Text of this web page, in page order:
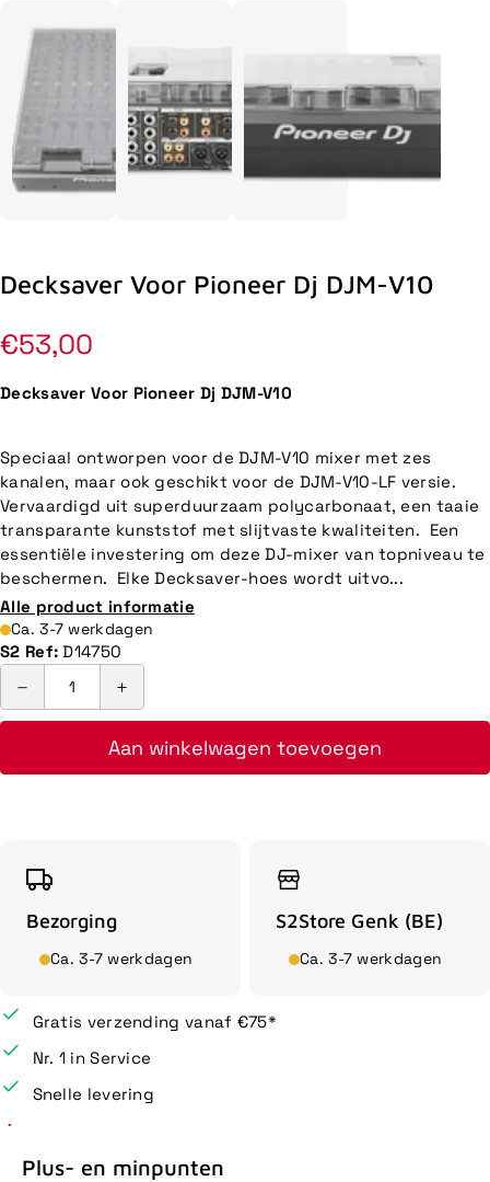
Decksaver Voor Pioneer Dj DJM-V10
Normale
prijs
€53,00
Decksaver Voor Pioneer Dj DJM-V10
Speciaal ontworpen voor de DJM-V10 mixer met zes
kanalen, maar ook geschikt voor de DJM-V10-LF versie.
Vervaardigd uit superduurzaam polycarbonaat, een taaie
transparante kunststof met slijtvaste kwaliteiten. Een
essentiële investering om deze DJ-mixer van topniveau te
beschermen. Elke Decksaver-hoes wordt uitvo...
Alle product informatie
Ca. 3-7 werkdagen
S2 Ref: D14750
Aan winkelwagen toevoegen
Bezorging
Ca. 3-7 werkdagen
S2Store Genk (BE)
Ca. 3-7 werkdagen
Gratis verzending vanaf €75*
Nr. 1 in Service
Snelle levering
Plus- en minpunten